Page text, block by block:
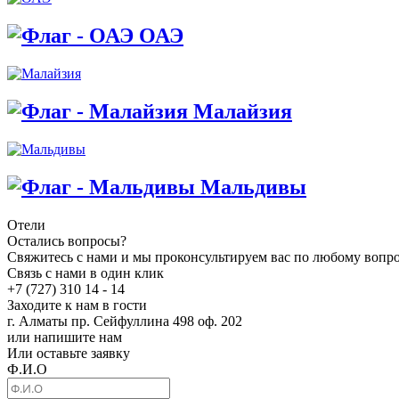
ОАЭ
Малайзия
Мальдивы
Отели
Остались вопросы?
Свяжитесь с нами и мы проконсультируем вас по любому
Связь с нами в один клик
+7 (727) 310 14 - 14
Заходите к нам в гости
г. Алматы пр. Сейфуллина 498 оф. 202
или напишите нам
Или оставьте заявку
Ф.И.О